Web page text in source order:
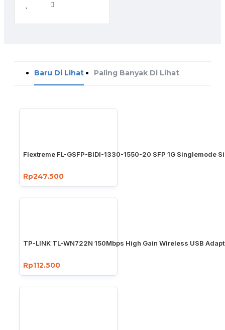
Baru Di Lihat Paling Banyak Di Lihat
Flextreme FL-GSFP-BIDI-1330-1550-20 SFP 1G Singlemode
Rp247.500
TP-LINK TL-WN722N 150Mbps High Gain Wireless USB
Rp112.500